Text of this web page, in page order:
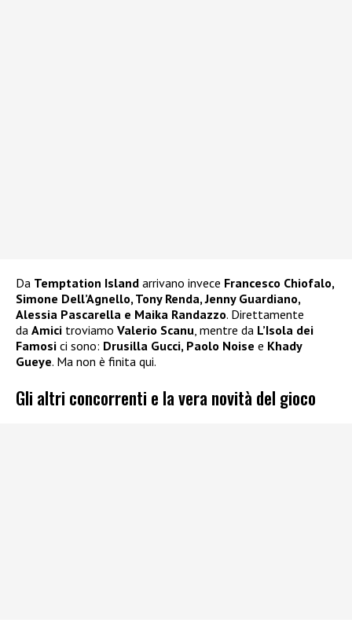
Da Temptation Island arrivano invece Francesco Chiofalo,
Simone Dell’Agnello, Tony Renda, Jenny Guardiano,
Alessia Pascarella e Maika Randazzo. Direttamente
da Amici troviamo Valerio Scanu, mentre da L’Isola dei
Famosi ci sono: Drusilla Gucci, Paolo Noise e Khady
Gueye. Ma non è finita qui.
Gli altri concorrenti e la vera novità del gioco